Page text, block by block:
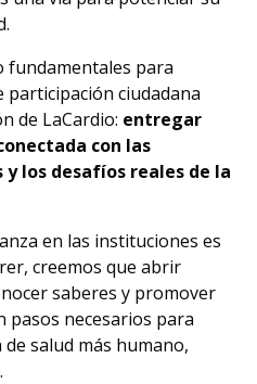
fundamentales para
ciudadana
de LaCardio: entregar
con las
los desafíos reales de la
en las instituciones es
creemos que abrir
saberes y promover
pasos necesarios para
salud más humano,